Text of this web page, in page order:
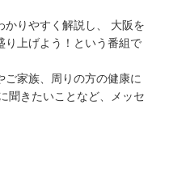
かりやすく解説し、 大阪を
り上げよう！という番組で
ご家族、周りの方の健康に
聞きたいことなど、メッセ